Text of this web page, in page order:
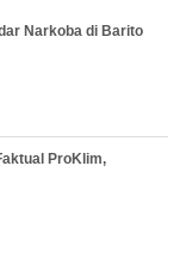
Narkoba di Barito
ProKlim,